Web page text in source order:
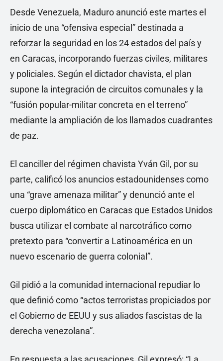
Desde Venezuela, Maduro anunció este martes el
inicio de una “ofensiva especial” destinada a
reforzar la seguridad en los 24 estados del país y
en Caracas, incorporando fuerzas civiles, militares
y policiales. Según el dictador chavista, el plan
supone la integración de circuitos comunales y la
“fusión popular-militar concreta en el terreno”
mediante la ampliación de los llamados cuadrantes
de paz.
El canciller del régimen chavista Yván Gil, por su
parte, calificó los anuncios estadounidenses como
una “grave amenaza militar” y denunció ante el
cuerpo diplomático en Caracas que Estados Unidos
busca utilizar el combate al narcotráfico como
pretexto para “convertir a Latinoamérica en un
nuevo escenario de guerra colonial”.
Gil pidió a la comunidad internacional repudiar lo
que definió como “actos terroristas propiciados por
el Gobierno de EEUU y sus aliados fascistas de la
derecha venezolana”.